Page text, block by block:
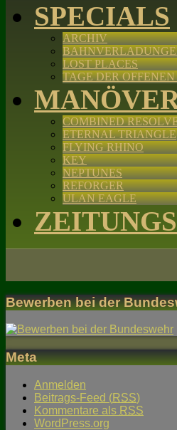
SPECIALS
ARCHIV
LOST PLACES
TAGE DER
COMBINED
ETERNAL TRIANGLE
FLYING RHINO
KEY
NEPTUNES
REFORGER
ULAN EAGLE
Bewerben bei der
Meta
Anmelden
Beitrags-Feed (RSS)
Kommentare als RSS
WordPress.org